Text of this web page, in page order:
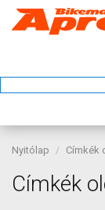
Nyitólap Címkék
Címkék